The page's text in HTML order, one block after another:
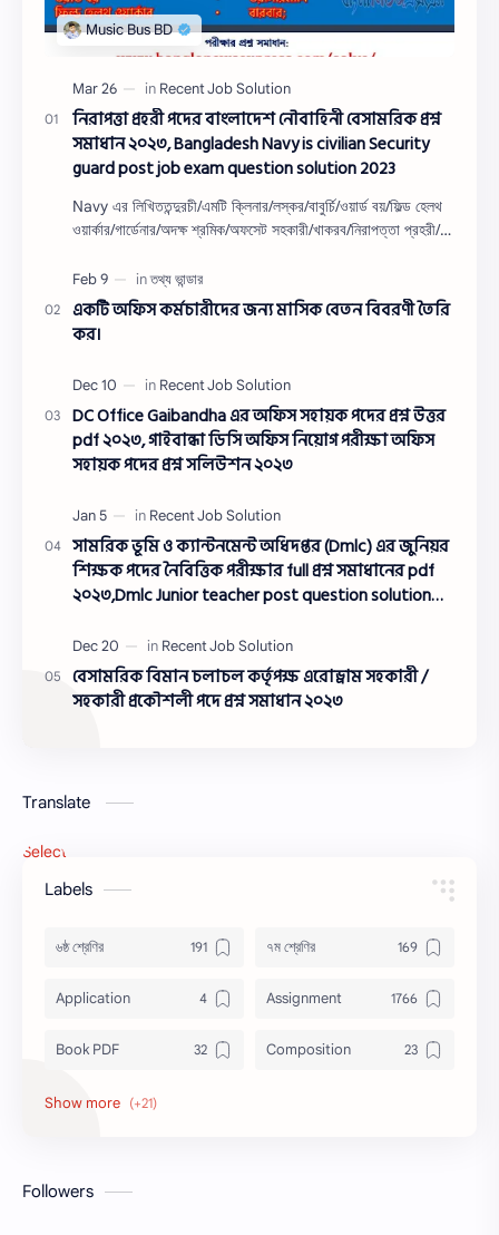
নিরাপত্তা প্রহরী পদের বাংলাদেশ নৌবাহিনী বেসামরিক প্রশ্ন
সমাধান ২০২৩, Bangladesh Navy is civilian Security
guard post job exam question solution 2023
Navy এর লিখিততন্দুরচী/এমটি ক্লিনার/লস্কর/বাবুর্চি/ওয়ার্ড বয়/ফিল্ড হেলথ
ওয়ার্কার/গার্ডেনার/অদক্ষ শ্রমিক/অফসেট সহকারী/খাকরব/নিরাপত্তা প্রহরী/
একটি অফিস কর্মচারীদের জন্য মাসিক বেতন বিবরণী তৈরি
কর।
DC Office Gaibandha এর অফিস সহায়ক পদের প্রশ্ন উত্তর
pdf ২০২৩, গাইবান্ধা ডিসি অফিস নিয়োগ পরীক্ষা অফিস
সহায়ক পদের প্রশ্ন সলিউশন ২০২৩
সামরিক ভূমি ও ক্যান্টনমেন্ট অধিদপ্তর (Dmlc) এর জুনিয়র
শিক্ষক পদের নৈবিত্তিক পরীক্ষার full প্রশ্ন সমাধানের pdf
২০২৩,Dmlc Junior teacher post question solution
সমাধান ২০২৩
বেসামরিক বিমান চলাচল কর্তৃপক্ষ এরোড্রাম সহকারী /
সহকারী প্রকৌশলী পদে প্রশ্ন সমাধান ২০২৩
Translate
Select Language
Labels
৬ষ্ঠ শ্রেণির ৭ম শ্রেণির
Application Assignment
Book PDF Composition
Honors
Model Test
Followers